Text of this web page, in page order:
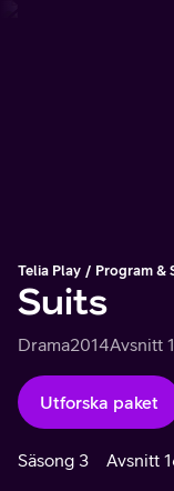
Telia Play Program &
Suits
Drama2014Avsnitt
Utforska paket
Säsong 3 Avsnitt